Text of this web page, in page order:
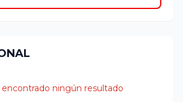
encontrado ningún resultado